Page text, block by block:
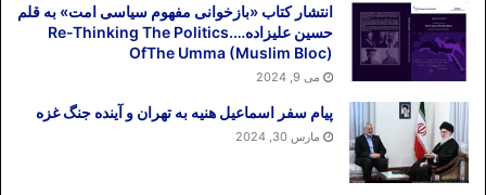
انتشار کتاب «بازخوانی مفهوم سیاسی امت» به قلم
حسین علیزاده….Re-Thinking The Politics
OfThe Umma (Muslim Bloc)
می 9, 2024
پیام سفر اسماعیل هنیه به تهران و آینده جنگ غزه
مارس 30, 2024